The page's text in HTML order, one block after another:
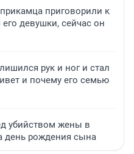
приговорили к
девушки, сейчас он
рук и ног и стал
и почему его семью
убийством жены в
день рождения сына